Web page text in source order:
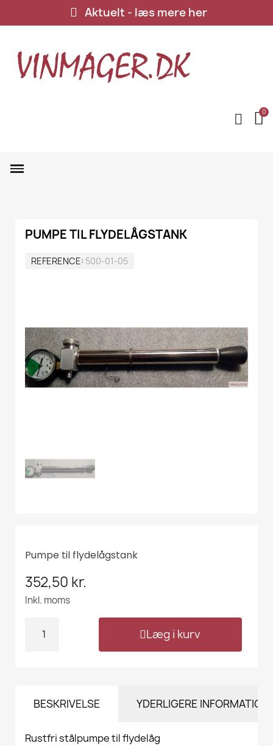
Aktuelt - læs mere her
PUMPE TIL FLYDELÅGSTANK
REFERENCE 500-01-05
Pumpe til flydelågstank
352,50 kr.
Inkl. moms
Læg i kurv
BESKRIVELSE YDERLIGERE INFORMATION
Rustfri stålpumpe til flydelåg